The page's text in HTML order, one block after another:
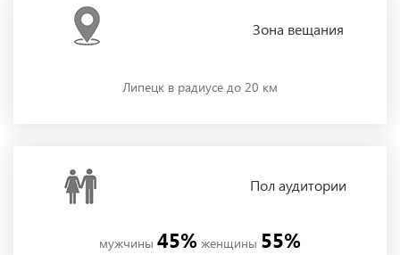
Зона вещания
Липецк в радиусе до 20 км
Полаудитории
мужчины 45% женщины 55%